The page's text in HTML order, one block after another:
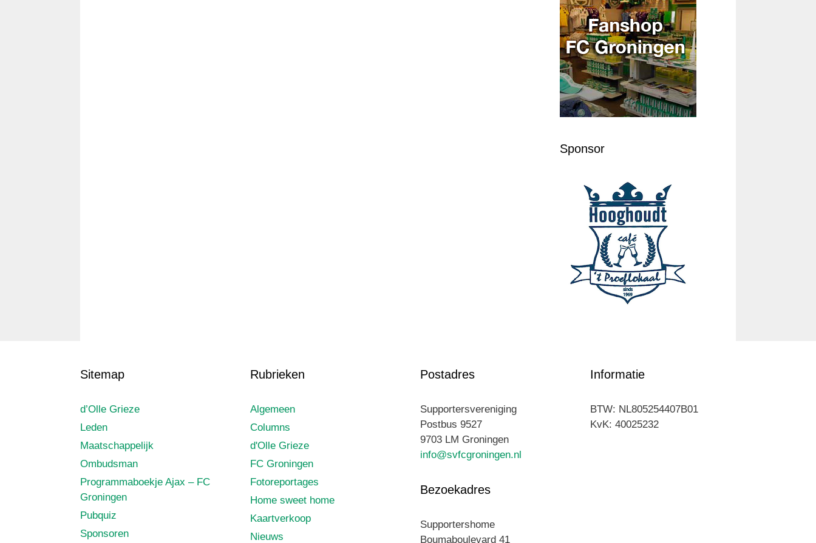
Sponsor
Sitemap
d’Olle Grieze
Leden
Maatschappelijk
Ombudsman
Programmaboekje Ajax – FC
Groningen
Pubquiz
Sponsoren
Rubrieken
Algemeen
Columns
d'Olle Grieze
FC Groningen
Fotoreportages
Home sweet home
Kaartverkoop
Nieuws
Postadres
Supportersvereniging
Postbus 9527
9703 LM Groningen
info@svfcgroningen.nl
Bezoekadres
Supportershome
Boumaboulevard 41
Informatie
BTW: NL805254407B01
KvK: 40025232